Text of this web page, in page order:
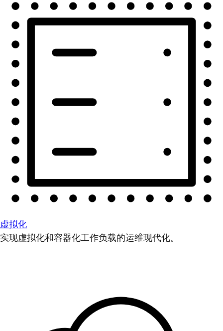
虚拟化
实现虚拟化和容器化工作负载的运维现代化。